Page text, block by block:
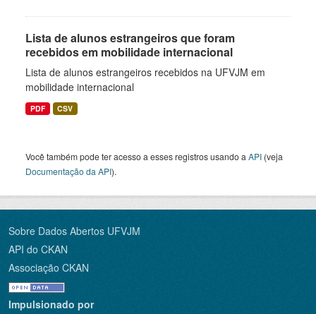
Lista de alunos estrangeiros que foram
recebidos em mobilidade internacional
Lista de alunos estrangeiros recebidos na UFVJM em
mobilidade internacional
PDF CSV
Você também pode ter acesso a esses registros usando a API (veja
Documentação da API).
Sobre Dados Abertos UFVJM
API do CKAN
Associação CKAN
Impulsionado por